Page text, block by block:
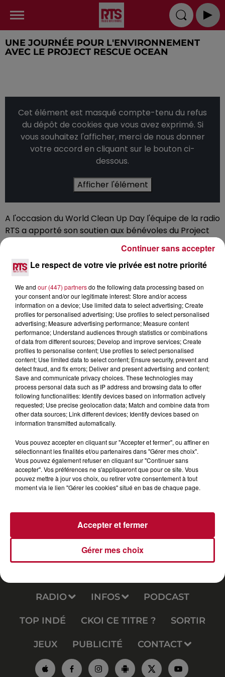
UNE JOURNÉE POUR L'ENVIRONNEMENT
AVEC LE PROJECT RESCUE OCEAN
Cet élément est masqué compte-tenu du refus
du dépôt de cookies que vous avez exprimé. Si
vous souhaitez l'afficher, merci de nous donner
votre accord en cliquant sur le bouton ci-
dessous.
Afficher l'élément
A l'occasion du World Clean Up Day l'équipe de la radio
RTS a apporté son soutien aux bénévoles du Project
Rescue Ocean pour une vaste opération de
nettoyage sur une plage méditerranéenne très
touristique, la plage des Orpelières à Valras Plage .
Retour en image sur cette journée eco citoyenne ...
RADIO INFOS PODCAST
TOP INDÉ CKOI CE TITRE ? SORTIR
JEUX PUBLICITÉ CONTACT
Le respect de votre vie privée est notre priorité
We and our (447) partnersdo the following data processing based on
your consent and/or our legitimate interest: Store and/or access
information on a device; Use limited data to select advertising; Create
profiles for personalised advertising; Use profiles to select personalised
advertising; Measure advertising performance; Measure content
performance; Understand audiences through statistics or combinations
of data from different sources; Develop and improve services; Create
profiles to personalise content; Use profiles to select personalised
content; Use limited data to select content; Ensure security, prevent and
detect fraud, and fix errors; Deliver and present advertising and content;
Save and communicate privacy choices. These technologies may
process personal data such as IP address and browsing data to offer
following functionalities: Identify devices based on information actively
requested; Use precise geolocation data; Match and combine data from
other data sources; Link different devices; Identify devices based on
information transmitted automatically.
Vous pouvez accepter en cliquant sur "Accepter et fermer", ou affiner en
sélectionnant les finalités et/ou partenaires dans "Gérer mes choix".
Vous pouvez également refuser en cliquant sur "Continuer sans
accepter". Vos préférences ne s'appliqueront que pour ce site. Vous
pouvez mettre à jour vos choix, ou retirer votre consentement à tout
moment via le lien "Gérer les cookies" situé en bas de chaque page.
Gérer mes choix
Accepter et fermer
Continuer sans accepter